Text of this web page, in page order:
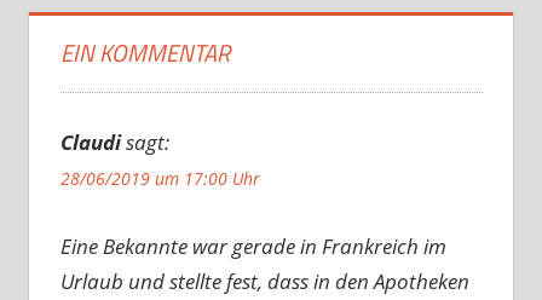
EIN KOMMENTAR
Claudisagt:
28/06/2019 um 17:00 Uhr
Eine Bekannte war gerade in Frankreich im
Urlaub und stellte fest, dass in den Apotheken